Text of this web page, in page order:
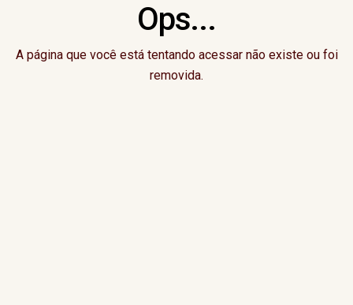
Ops...
A página que você está tentando acessar não existe ou foi
removida.